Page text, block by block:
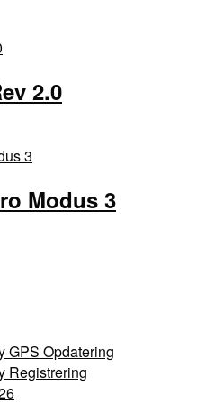
2.0
Modus 3
GPS Opdatering
Registrering